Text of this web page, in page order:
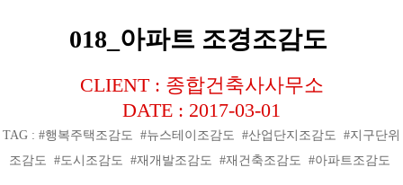
018_아파트 조경조감도
CLIENT : 종합건축사사무소
DATE : 2017-03-01
TAG : #행복주택조감도 #뉴스테이조감도 #산업단지조감도 #지구단위
조감도 #도시조감도 #재개발조감도 #재건축조감도 #아파트조감도